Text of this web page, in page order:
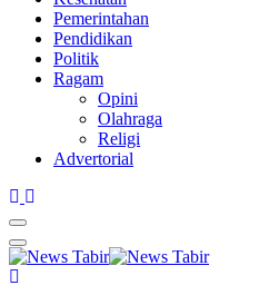
Pemerintahan
Pendidikan
Politik
Ragam
Opini
Olahraga
Religi
Advertorial